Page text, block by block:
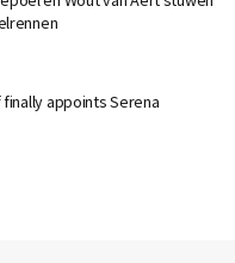
finally appoints Serena